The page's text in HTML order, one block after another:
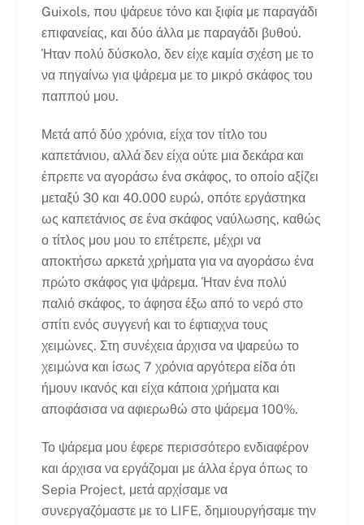
Guixols, που ψάρευε τόνο και ξιφία με παραγάδι
επιφανείας, και δύο άλλα με παραγάδι βυθού.
Ήταν πολύ δύσκολο, δεν είχε καμία σχέση με το
να πηγαίνω για ψάρεμα με το μικρό σκάφος του
παππού μου.
Μετά από δύο χρόνια, είχα τον τίτλο του
καπετάνιου, αλλά δεν είχα ούτε μια δεκάρα και
έπρεπε να αγοράσω ένα σκάφος, το οποίο αξίζει
μεταξύ 30 και 40.000 ευρώ, οπότε εργάστηκα
ως καπετάνιος σε ένα σκάφος ναύλωσης, καθώς
ο τίτλος μου μου το επέτρεπε, μέχρι να
αποκτήσω αρκετά χρήματα για να αγοράσω ένα
πρώτο σκάφος για ψάρεμα. Ήταν ένα πολύ
παλιό σκάφος, το άφησα έξω από το νερό στο
σπίτι ενός συγγενή και το έφτιαχνα τους
χειμώνες. Στη συνέχεια άρχισα να ψαρεύω το
χειμώνα και ίσως 7 χρόνια αργότερα είδα ότι
ήμουν ικανός και είχα κάποια χρήματα και
αποφάσισα να αφιερωθώ στο ψάρεμα 100%.
Το ψάρεμα μου έφερε περισσότερο ενδιαφέρον
και άρχισα να εργάζομαι με άλλα έργα όπως το
Sepia Project, μετά αρχίσαμε να
συνεργαζόμαστε με το LIFE, δημιουργήσαμε την